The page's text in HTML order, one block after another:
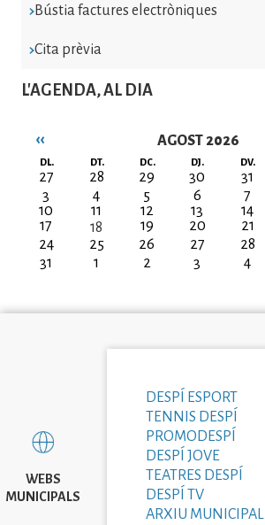
Bústia factures electròniques
Cita prèvia
L'AGENDA, AL DIA
AGOST 2026
Paginació
‹‹
DL. DT. DC. DJ. DV.
27 28 29 30 31
3
4 5 6 7
10
11 12 13 14
17
18 19 20 21
24
25 26 27 28
31
1 2 3 4
WEBS
MUNICIPALS
DESPÍ ESPORT
TENNIS DESPÍ
PROMODESPÍ
DESPÍ JOVE
TEATRES DESPÍ
DESPÍ TV
ARXIU MUNICIPAL